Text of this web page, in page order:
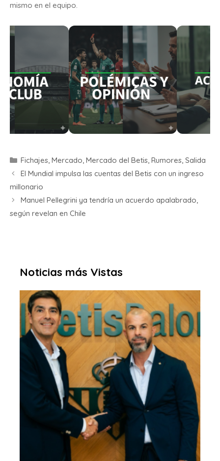
mismo en el equipo.
Fichajes, Mercado, Mercado del Betis, Rumores, Salida
El Mundial impulsa las cuentas del Betis con un ingreso
millonario
Manuel Pellegrini ya tendría un acuerdo apalabrado,
según revelan en Chile
Noticias más Vistas